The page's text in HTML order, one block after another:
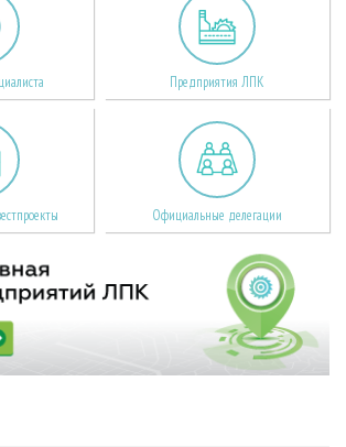
Предприятия ЛПК
Официальные делегации